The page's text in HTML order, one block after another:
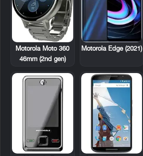
Motorola Edge (2021)
Motorola Moto 360
46mm (2nd gen)